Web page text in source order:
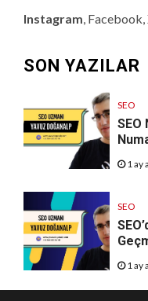
Instagram ,
SON YAZILAR
SEO
SEO
1 ay
SEO
1 ay